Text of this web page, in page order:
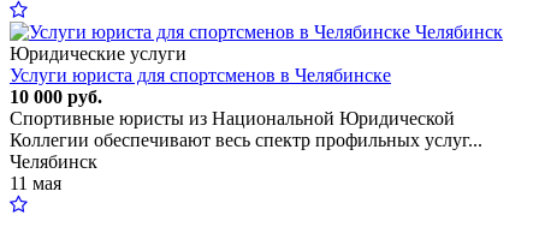
Юридические услуги
Услуги юриста для спортсменов в Челябинске
10 000 руб.
Спортивные юристы из Национальной Юридической
Коллегии обеспечивают весь спектр профильных услуг...
Челябинск
11 мая